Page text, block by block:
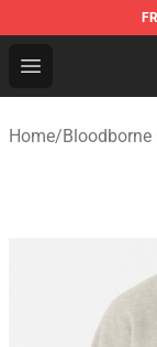
Open menu
Bloodborne
Home/Bloodborne